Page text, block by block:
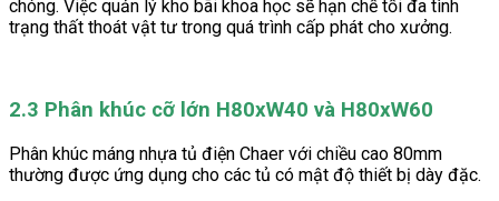
chóng. Việc quản lý kho bãi khoa học sẽ hạn chế tối đa tình
trạng thất thoát vật tư trong quá trình cấp phát cho xưởng.
2.3 Phân khúc cỡ lớn H80xW40 và H80xW60
Phân khúc máng nhựa tủ điện Chaer với chiều cao 80mm
thường được ứng dụng cho các tủ có mật độ thiết bị dày đặc.